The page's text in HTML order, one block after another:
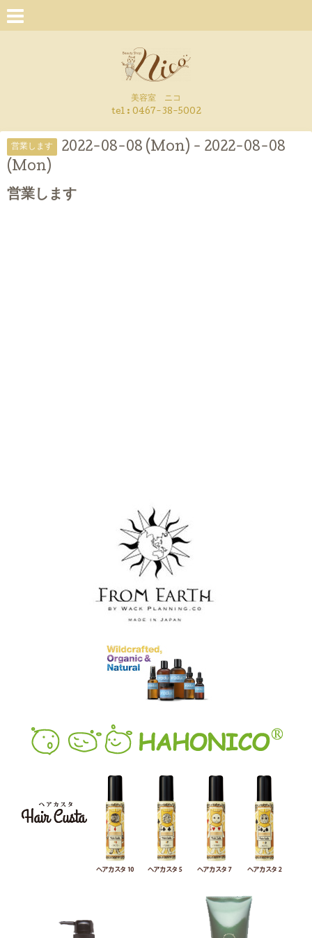
美容室 ニコ
tel : 0467-38-5002
営業します
2022-08-08 (Mon) - 2022-08-08
(Mon)
営業します